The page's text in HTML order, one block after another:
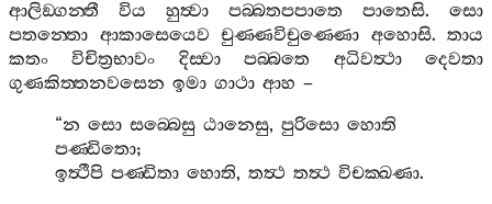
ආලිඞ‍්ගන‍්තී
විය හුත්‍වා පබ‍්බතපපාතෙ පාතෙසි. සො
පතන‍්තො ආකාසෙයෙව චුණ‍්ණවිචුණ‍්ණො අහොසි. තාය
කතං
විචිත්‍රභාවං දිස‍්වා පබ‍්බතෙ අධිවත්‍ථා
දෙවතා
ගුණකිත‍්තනවසෙන ඉමා ගාථා ආහ –
“න සො සබ‍්බෙසු ඨානෙසු,පුරිසො හොති
පණ‍්ඩිතො;
ඉත්‍ථීපි පණ‍්ඩිතා හොති,තත්‍ථ තත්‍ථ විචක‍්ඛණා.